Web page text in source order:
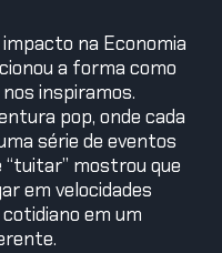
na Economia
a forma como
inspiramos.
pop, onde cada
série de eventos
“tuitar” mostrou que
em velocidades
em um